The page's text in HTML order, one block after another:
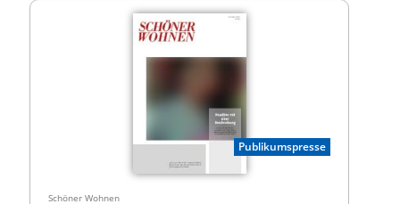
Publikumspresse
Schöner Wohnen